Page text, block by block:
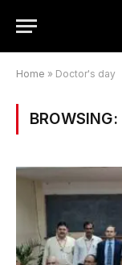
Home » Doctor's day
BROWSING: